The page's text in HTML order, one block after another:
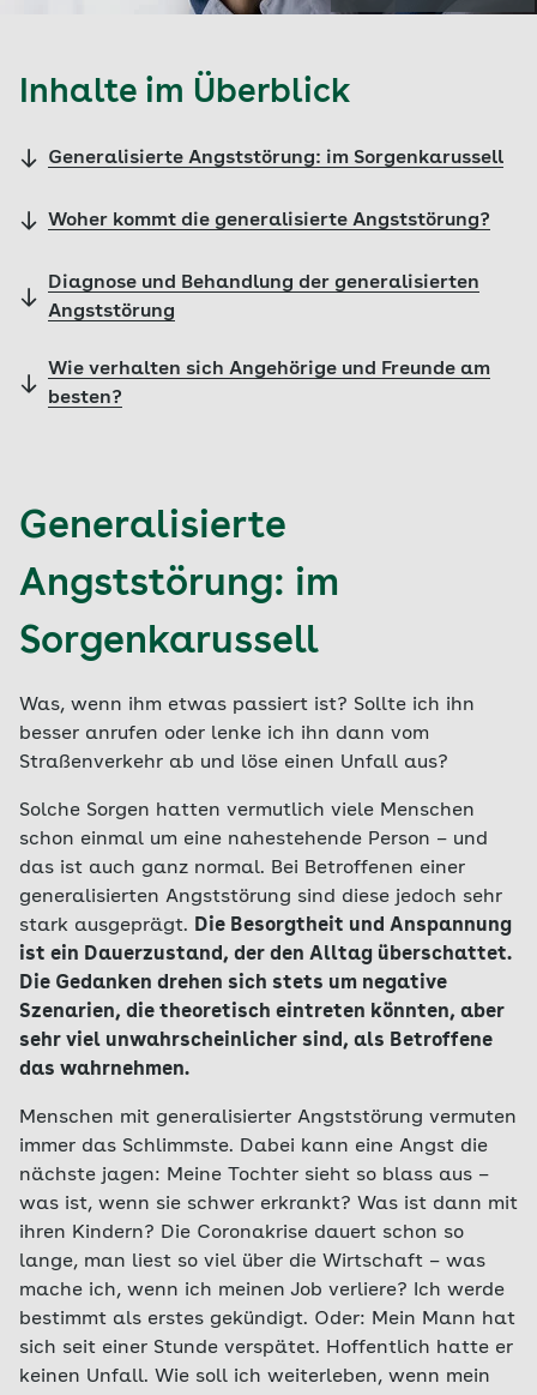
Inhalte im Überblick
Generalisierte Angststörung: im Sorgenkarussell
Woher kommt die generalisierte Angststörung?
Diagnose und Behandlung der generalisierten
Angststörung
Wie verhalten sich Angehörige und Freunde am
besten?
Generalisierte
Angststörung: im
Sorgenkarussell
Was, wenn ihm etwas passiert ist? Sollte ich ihn
besser anrufen oder lenke ich ihn dann vom
Straßenverkehr ab und löse einen Unfall aus?
Solche Sorgen hatten vermutlich viele Menschen
schon einmal um eine nahestehende Person – und
das ist auch ganz normal. Bei Betroffenen einer
generalisierten Angststörung sind diese jedoch sehr
stark ausgeprägt. Die Besorgtheit und Anspannung
ist ein Dauerzustand, der den Alltag überschattet.
Die Gedanken drehen sich stets um negative
Szenarien, die theoretisch eintreten könnten, aber
sehr viel unwahrscheinlicher sind, als Betroffene
das wahrnehmen.
Menschen mit generalisierter Angststörung vermuten
immer das Schlimmste. Dabei kann eine Angst die
nächste jagen: Meine Tochter sieht so blass aus –
was ist, wenn sie schwer erkrankt? Was ist dann mit
ihren Kindern? Die Coronakrise dauert schon so
lange, man liest so viel über die Wirtschaft – was
mache ich, wenn ich meinen Job verliere? Ich werde
bestimmt als erstes gekündigt. Oder: Mein Mann hat
sich seit einer Stunde verspätet. Hoffentlich hatte er
keinen Unfall. Wie soll ich weiterleben, wenn mein